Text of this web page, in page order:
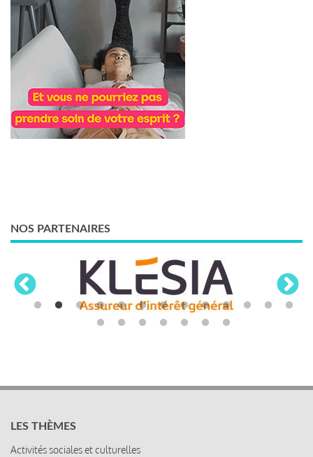
NOS PARTENAIRES
LES THÈMES